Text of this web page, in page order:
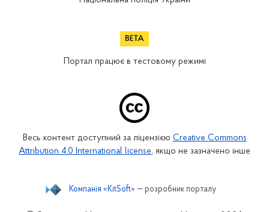
Портал працює в тестовому режимі
Весь контент доступний за ліцензією Creative Commons
Attribution 4.0 International license, якщо не зазначено інше
Компанія «KitSoft» — розробник порталу